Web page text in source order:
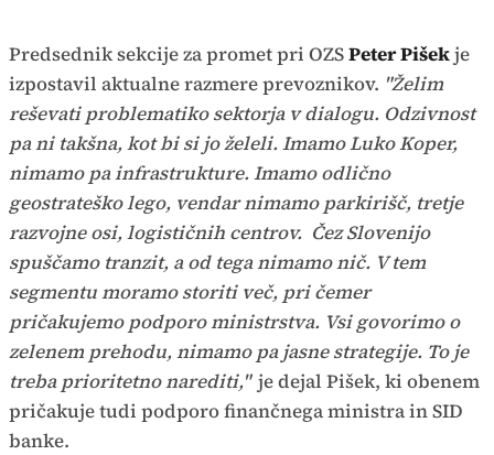
Predsednik sekcije za promet pri OZSPeter Pišekje
izpostavil aktualne razmere prevoznikov. "Želim
reševati problematiko sektorja v dialogu. Odzivnost
pa ni takšna, kot bi si jo želeli. Imamo Luko Koper,
nimamo pa infrastrukture. Imamo odlično
geostrateško lego, vendar nimamo parkirišč, tretje
razvojne osi, logističnih centrov. Čez Slovenijo
spuščamo tranzit, a od tega nimamo nič. V tem
segmentu moramo storiti več, pri čemer
pričakujemo podporo ministrstva. Vsi govorimo o
zelenem prehodu, nimamo pa jasne strategije. To je
treba prioritetno narediti," je dejal Pišek, ki obenem
pričakuje tudi podporo finančnega ministra in SID
banke.